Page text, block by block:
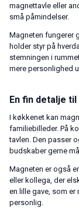
magnettavle eller
små påmindelser.
Magneten fungerer
holder styr på
stemningen i
mere personlighed
En fin detalje
I køkkenet kan
familiebilleder. På
tavlen. Den passer
budskaber gerne
Magneten er også
eller kollega, der
en lille gave, som
personlig.